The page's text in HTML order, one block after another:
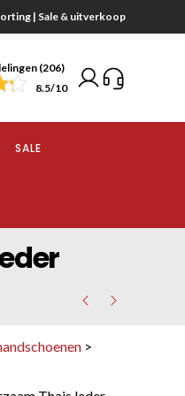
| Sale & uitverkoop
(206)
8.5/10
SALE
>